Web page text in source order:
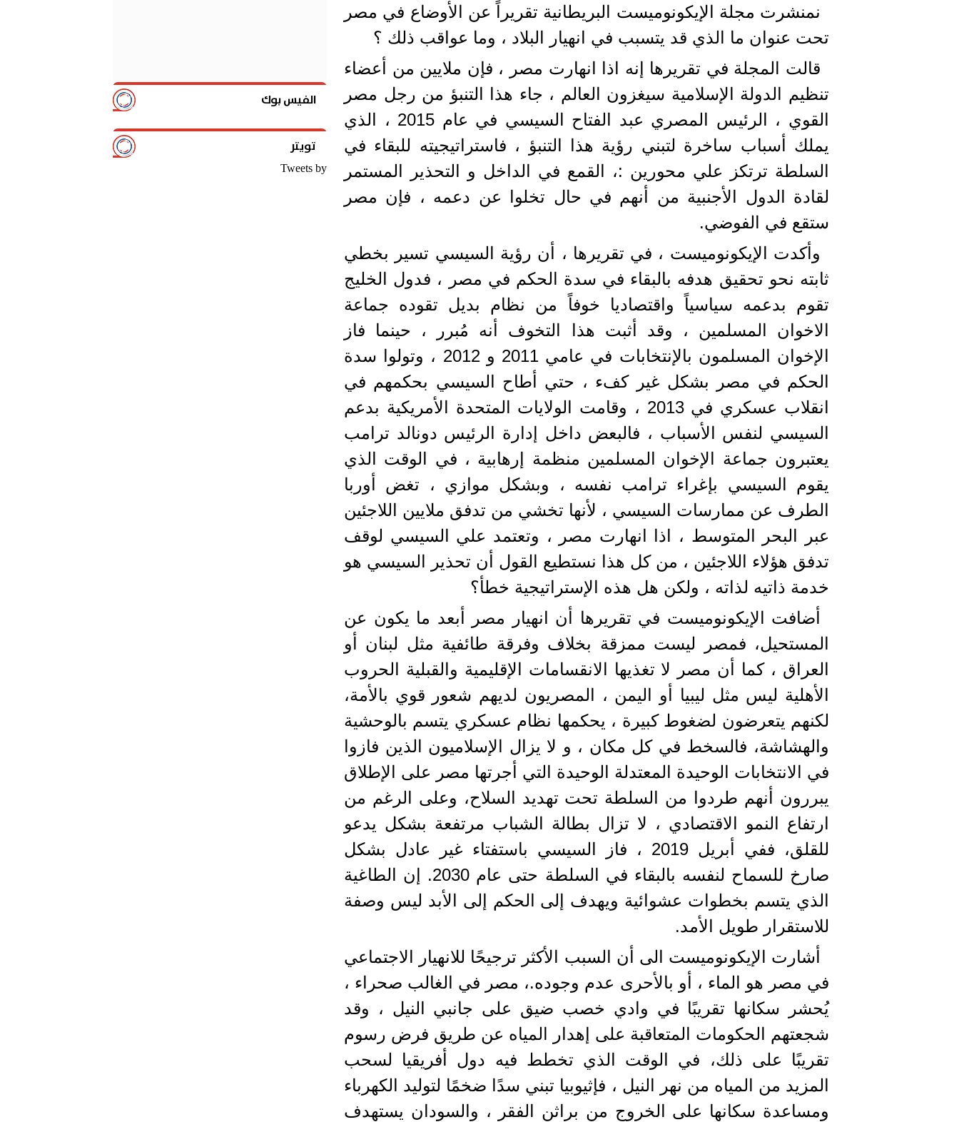
نمنشرت مجلة الإيكونوميست البريطانية تقريراً عن الأوضاع في مصر
تحت عنوان ما الذي قد يتسبب في انهيار البلاد ، وما عواقب ذلك ؟
قالت المجلة في تقريرها إنه اذا انهارت مصر ، فإن ملايين من أعضاء
تنظيم الدولة الإسلامية سيغزون العالم ، جاء هذا التنبؤ من رجل مصر
القوي ، الرئيس المصري عبد الفتاح السيسي في عام 2015 ، الذي
يملك أسباب ساخرة لتبني رؤية هذا التنبؤ ، فاستراتيجيته للبقاء في
السلطة ترتكز علي محورين :، القمع في الداخل و التحذير المستمر
لقادة الدول الأجنبية من أنهم في حال تخلوا عن دعمه ، فإن مصر
ستقع في الفوضي.
وأكدت الإيكونوميست ، في تقريرها ، أن رؤية السيسي تسير بخطي
ثابته نحو تحقيق هدفه بالبقاء في سدة الحكم في مصر ، فدول الخليج
تقوم بدعمه سياسياً واقتصاديا خوفاً من نظام بديل تقوده جماعة
الاخوان المسلمين ، وقد أثبت هذا التخوف أنه مُبرر ، حينما فاز
الإخوان المسلمون بالإنتخابات في عامي 2011 و 2012 ، وتولوا سدة
الحكم في مصر بشكل غير كفء ، حتي أطاح السيسي بحكمهم في
انقلاب عسكري في 2013 ، وقامت الولايات المتحدة الأمريكية بدعم
السيسي لنفس الأسباب ، فالبعض داخل إدارة الرئيس دونالد ترامب
يعتبرون جماعة الإخوان المسلمين منظمة إرهابية ، في الوقت الذي
يقوم السيسي بإغراء ترامب نفسه ، وبشكل موازي ، تغض أوربا
الطرف عن ممارسات السيسي ، لأنها تخشي من تدفق ملايين اللاجئين
عبر البحر المتوسط ، اذا انهارت مصر ، وتعتمد علي السيسي لوقف
تدفق هؤلاء اللاجئين ، من كل هذا نستطيع القول أن تحذير السيسي هو
خدمة ذاتيه لذاته ، ولكن هل هذه الإستراتيجية خطأ؟
أضافت الإيكونوميست في تقريرها أن انهيار مصر أبعد ما يكون عن
المستحيل، فمصر ليست ممزقة بخلاف وفرقة طائفية مثل لبنان أو
العراق ، كما أن مصر لا تغذيها الانقسامات الإقليمية والقبلية الحروب
الأهلية ليس مثل ليبيا أو اليمن ، المصريون لديهم شعور قوي بالأمة،
لكنهم يتعرضون لضغوط كبيرة ، يحكمها نظام عسكري يتسم بالوحشية
والهشاشة، فالسخط في كل مكان ، و لا يزال الإسلاميون الذين فازوا
في الانتخابات الوحيدة المعتدلة الوحيدة التي أجرتها مصر على الإطلاق
يبررون أنهم طردوا من السلطة تحت تهديد السلاح، وعلى الرغم من
ارتفاع النمو الاقتصادي ، لا تزال بطالة الشباب مرتفعة بشكل يدعو
للقلق، ففي أبريل 2019 ، فاز السيسي باستفتاء غير عادل بشكل
صارخ للسماح لنفسه بالبقاء في السلطة حتى عام 2030. إن الطاغية
الذي يتسم بخطوات عشوائية ويهدف إلى الحكم إلى الأبد ليس وصفة
للاستقرار طويل الأمد.
أشارت الإيكونوميست الى أن السبب الأكثر ترجيحًا للانهيار الاجتماعي
في مصر هو الماء ، أو بالأحرى عدم وجوده.، مصر في الغالب صحراء ،
يُحشر سكانها تقريبًا في وادي خصب ضيق على جانبي النيل ، وقد
شجعتهم الحكومات المتعاقبة على إهدار المياه عن طريق فرض رسوم
تقريبًا على ذلك، في الوقت الذي تخطط فيه دول أفريقيا لسحب
المزيد من المياه من نهر النيل ، فإثيوبيا تبني سدًا ضخمًا لتوليد الكهرباء
ومساعدة سكانها على الخروج من براثن الفقر ، والسودان يستهدف
الفيس بوك
تويتر
Tweets by